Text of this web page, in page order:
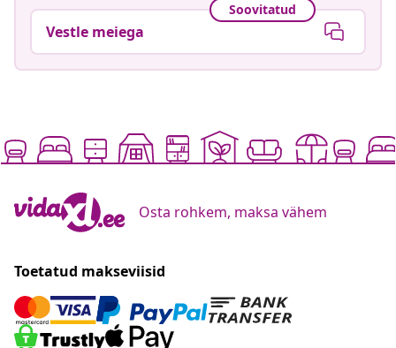
Soovitatud
Vestle meiega
Osta rohkem, maksa vähem
Toetatud makseviisid